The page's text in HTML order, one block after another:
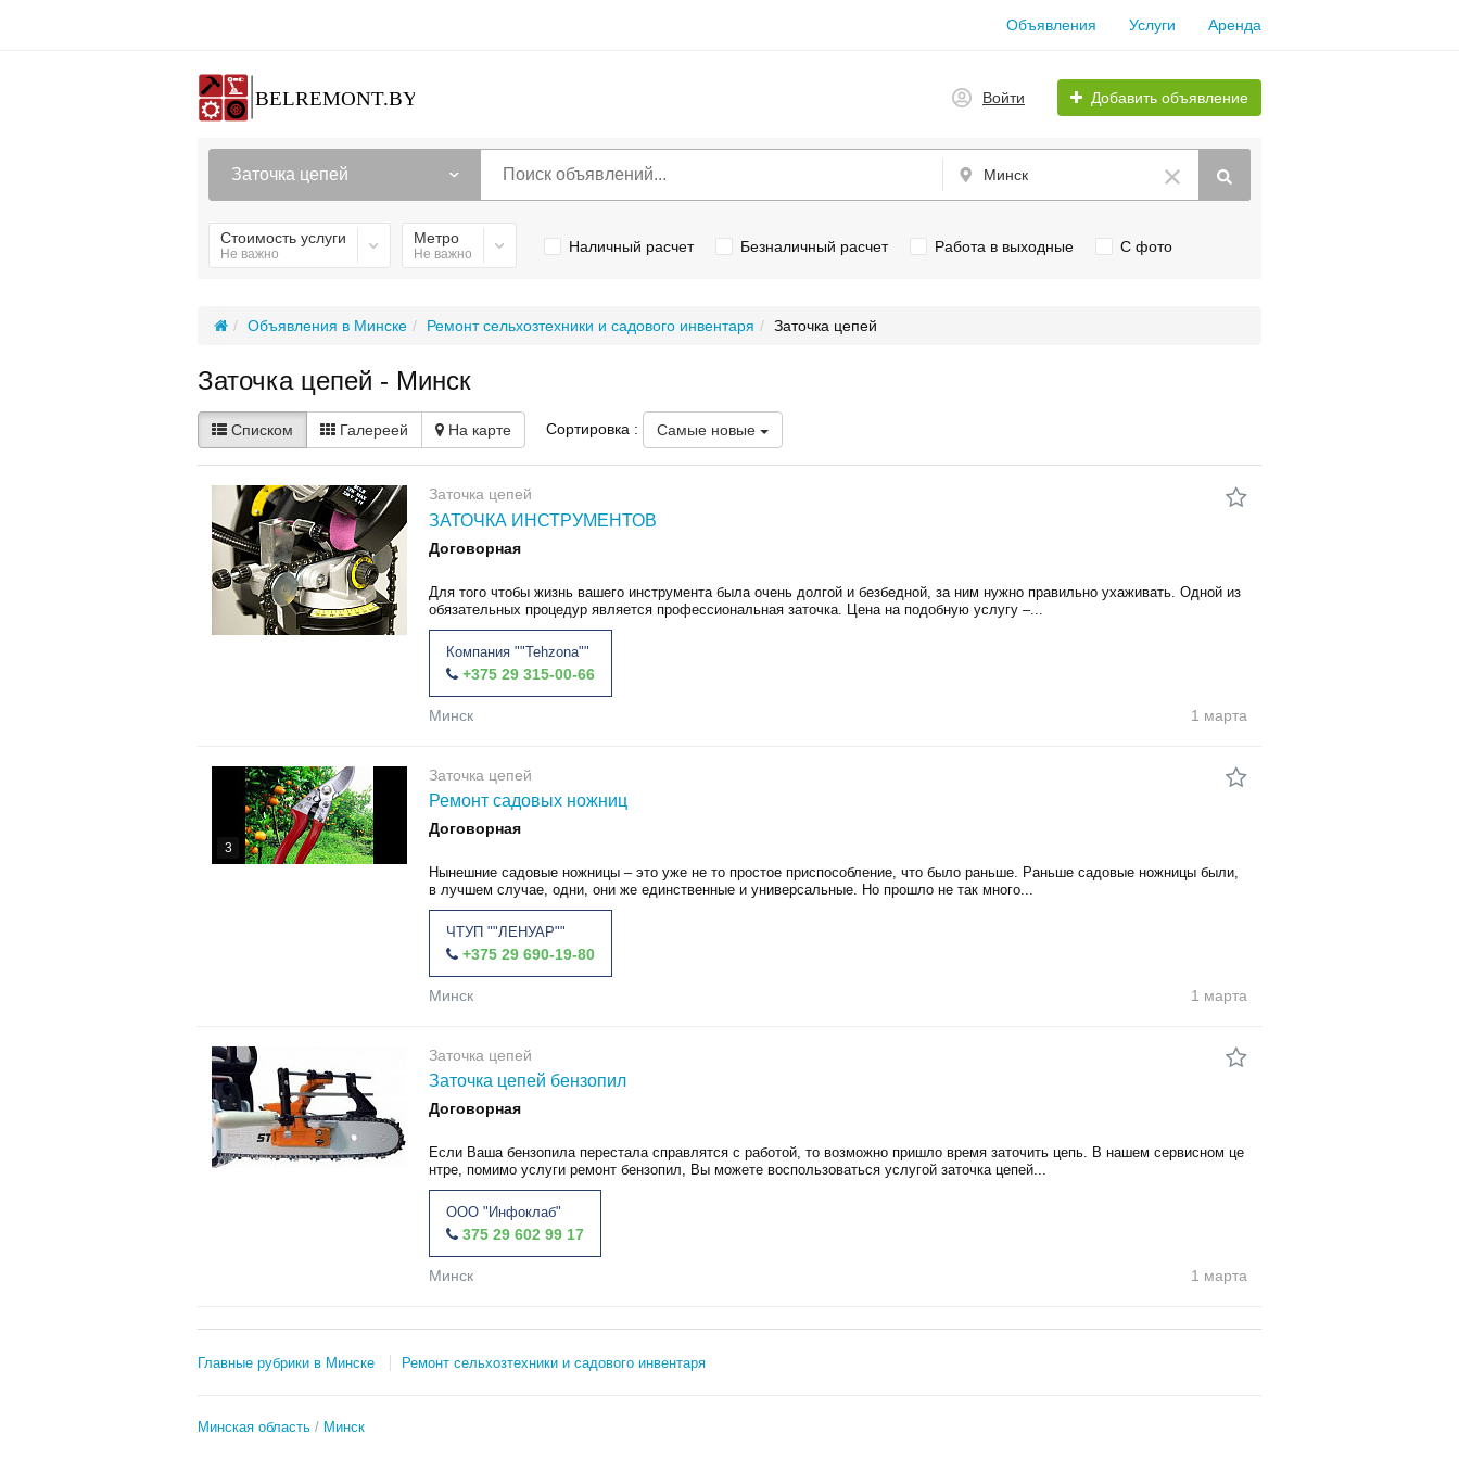
Объявления Услуги Аренда
Войти Добавить объявление
Заточка цепей Минск
Стоимость услуги
Не важно
Метро
Не важно Наличный расчет Безналичный расчет Работа в выходные С фото
Объявления в Минске Ремонт сельхозтехники и садового инвентаря Заточка цепей
Заточка цепей - Минск
Списком Галереей На карте Сортировка : Самые новые
Заточка цепей
ЗАТОЧКА ИНСТРУМЕНТОВ
Договорная
Для того чтобы жизнь вашего инструмента была очень долгой и безбедной, за ним нужно правильно ухаживать. Одной из
обязательных процедур является профессиональная заточка. Цена на подобную услугу –...
Компания ""Tehzona""
+375 29 315-00-66
Минск 1 марта
3
Заточка цепей
Ремонт садовых ножниц
Договорная
Нынешние садовые ножницы – это уже не то простое приспособление, что было раньше. Раньше садовые ножницы были,
в лучшем случае, одни, они же единственные и универсальные. Но прошло не так много...
ЧТУП ""ЛЕНУАР""
+375 29 690-19-80
Минск 1 марта
Заточка цепей
Заточка цепей бензопил
Договорная
Если Ваша бензопила перестала справлятся с работой, то возможно пришло время заточить цепь. В нашем сервисном це
нтре, помимо услуги ремонт бензопил, Вы можете воспользоваться услугой заточка цепей...
ООО "Инфоклаб"
375 29 602 99 17
Минск 1 марта
Главные рубрики в Минске Ремонт сельхозтехники и садового инвентаря
Минская область Минск